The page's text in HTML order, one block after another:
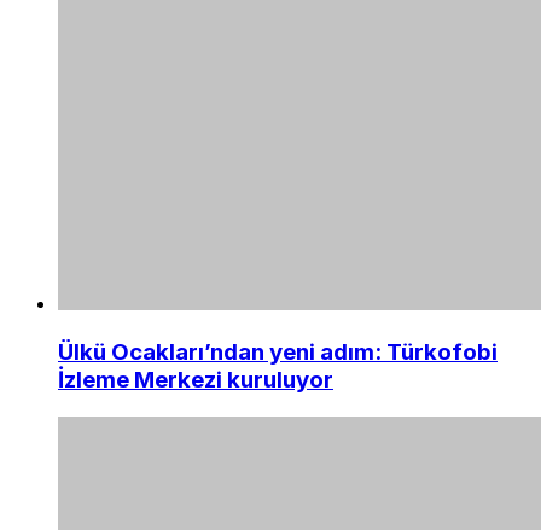
Ülkü Ocakları’ndan yeni adım: Türkofobi
İzleme Merkezi kuruluyor